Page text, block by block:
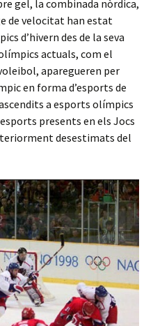
gel, la combinada nòrdica,
de velocitat han estat
d’hivern des de la seva
actuals, com el
aparegueren per
en forma d’esports de
a esports olímpics
presents en els Jocs
desestimats del